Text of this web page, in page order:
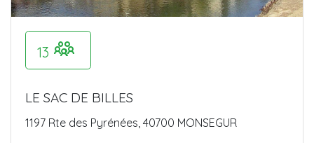
13
LE SAC DE BILLES
1197 Rte des Pyrénées, 40700 MONSEGUR